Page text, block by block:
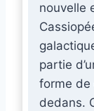
nouvelle
partie
forme de
dedans.